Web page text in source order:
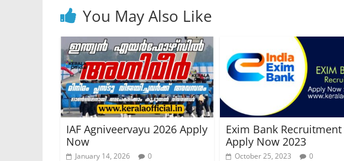
You May Also Like
IAF Agniveervayu 2026 Apply
Now
January 14, 2026 0
Exim Bank Recruitment
Apply Now 2023
October 25, 2023 0